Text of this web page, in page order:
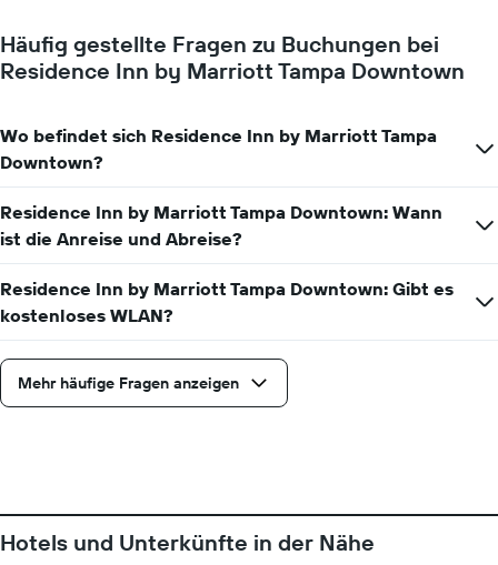
die
Anzahl
vor
dem
Das
Diagramm
hat
1
Achse,
die
den
durchschnittlichen
Zimmerpreis
Häufig gestellte Fragen zu Buchungen bei
Residence Inn by Marriott Tampa Downtown
Wo befindet sich Residence Inn by Marriott Tampa
Downtown?
Residence Inn by Marriott Tampa Downtown: Wann
ist die Anreise und Abreise?
Residence Inn by Marriott Tampa Downtown: Gibt es
kostenloses WLAN?
Mehr häufige Fragen anzeigen
Hotels und Unterkünfte in der Nähe